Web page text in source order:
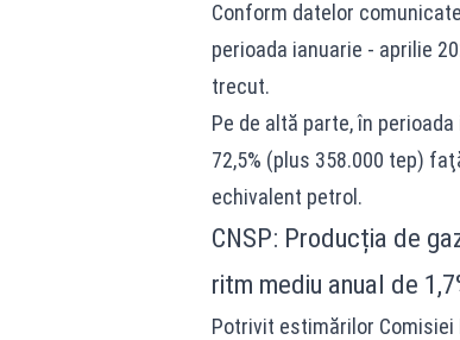
Conform datelor
perioada ianuarie - aprilie
trecut.
Pe de altă parte, în
72,5% (plus 358.000 tep)
echivalent petrol.
CNSP: Producția de
ritm mediu anual de
Potrivit estimărilor Comisiei